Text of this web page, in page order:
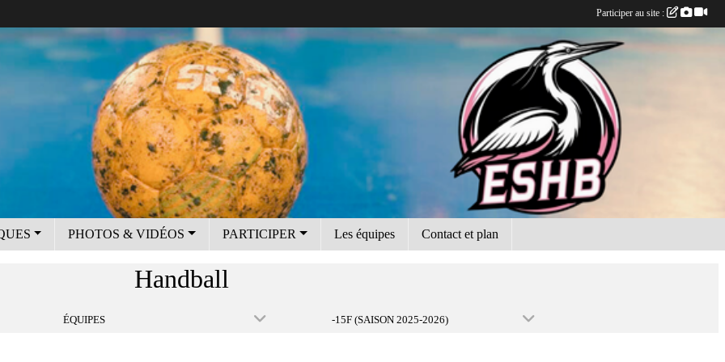
PHOTOS & VIDÉOS PARTICIPER Les équipes Contact et plan
Handball
ÉQUIPES -15F (SAISON 2025-2026)
Participer au site :